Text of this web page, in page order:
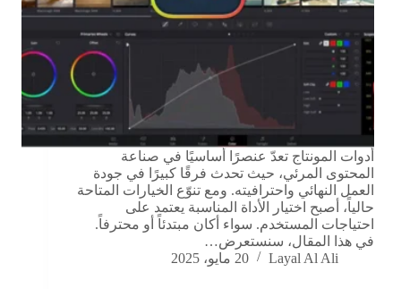
أدوات المونتاج تعدّ عنصرًا أساسيًا في صناعة
المحتوى المرئي، حيث تحدث فرقًا كبيرًا في جودة
العمل النهائي واحترافيته. ومع تنوّع الخيارات المتاحة
حالياً، أصبح اختيار الأداة المناسبة يعتمد على
احتياجات المستخدم. سواء أكان مبتدئاً أو محترفاً.
في هذا المقال، سنستعرض…
Layal Al Ali
20 مايو، 2025